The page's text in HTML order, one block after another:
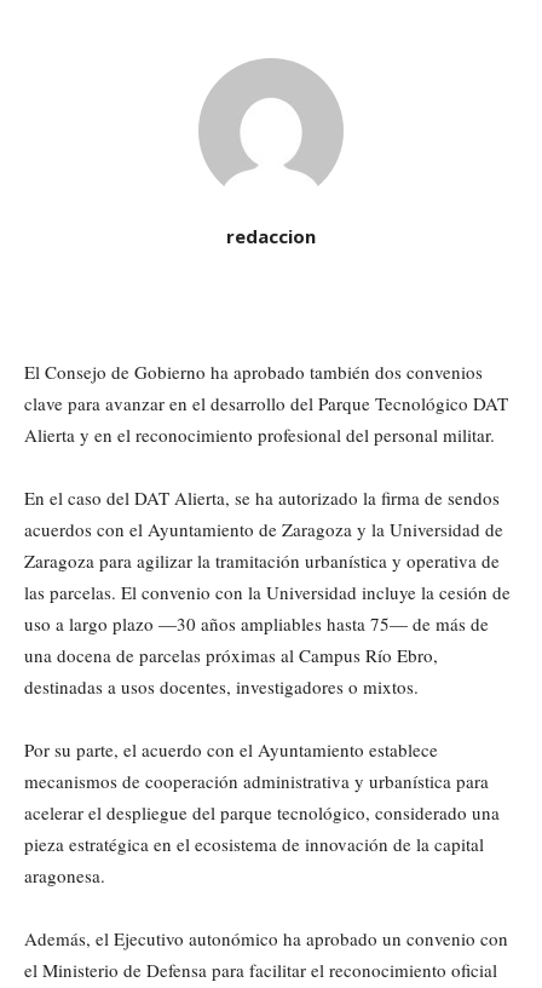
redaccion
El Consejo de Gobierno ha aprobado también dos convenios
clave para avanzar en el desarrollo del Parque Tecnológico DAT
Alierta y en el reconocimiento profesional del personal militar.
En el caso del DAT Alierta, se ha autorizado la firma de sendos
acuerdos con el Ayuntamiento de Zaragoza y la Universidad de
Zaragoza para agilizar la tramitación urbanística y operativa de
las parcelas. El convenio con la Universidad incluye la cesión de
uso a largo plazo —30 años ampliables hasta 75— de más de
una docena de parcelas próximas al Campus Río Ebro,
destinadas a usos docentes, investigadores o mixtos.
Por su parte, el acuerdo con el Ayuntamiento establece
mecanismos de cooperación administrativa y urbanística para
acelerar el despliegue del parque tecnológico, considerado una
pieza estratégica en el ecosistema de innovación de la capital
aragonesa.
Además, el Ejecutivo autonómico ha aprobado un convenio con
el Ministerio de Defensa para facilitar el reconocimiento oficial